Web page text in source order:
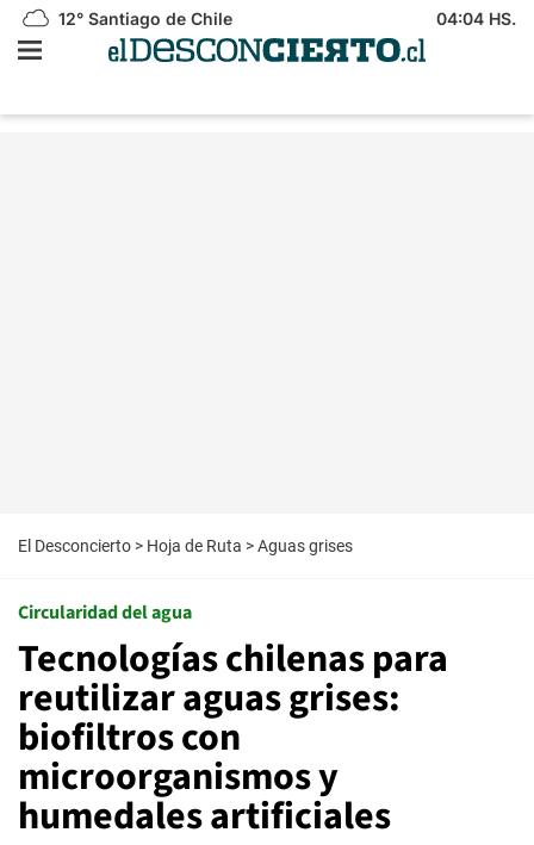
12° Santiago de Chile 04:04 HS.
El Desconcierto > Hoja de Ruta >Aguas grises
Circularidad del agua
Tecnologías chilenas para
reutilizar aguas grises:
biofiltros con
microorganismos y
humedales artificiales